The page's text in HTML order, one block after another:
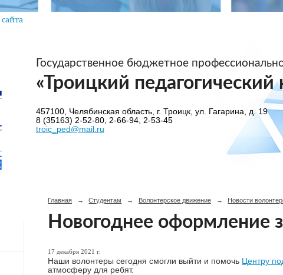
Государственное бюджетное
«Троицкий
457100, Челябинская область, г. Троицк, ул. Гагарина, д. 19
8 (35163) 2-52-80, 2-66-94, 2-53-45
troic_ped@mail.ru
Главная → Студентам → Волонтерское движение → Новости
Новогоднее оформление
17 декабря 2021 г.
Наши волонтеры сегодня смогли выйти и помочь Центру
атмосферу для ребят.